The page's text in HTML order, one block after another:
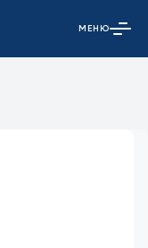
Открыть
МЕНЮ